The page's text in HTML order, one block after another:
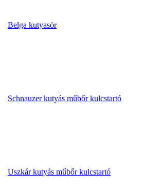
Belga kutyasör
Schnauzer kutyás műbőr kulcstartó
Uszkár kutyás műbőr kulcstartó